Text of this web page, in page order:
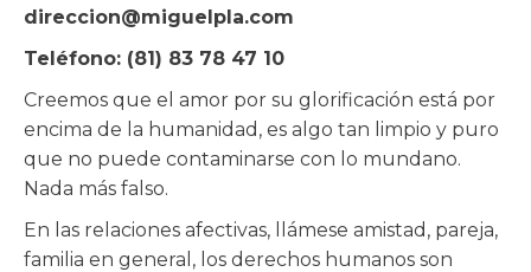
direccion@miguelpla.com
Teléfono: (81) 83 78 47 10
Creemos que el amor por su glorificación está por
encima de la humanidad, es algo tan limpio y puro
que no puede contaminarse con lo mundano.
Nada más falso.
En las relaciones afectivas, llámese amistad, pareja,
familia en general, los derechos humanos son